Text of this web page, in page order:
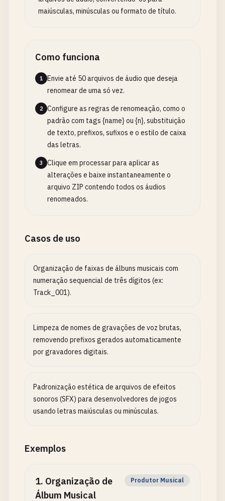
maiúsculas, minúsculas ou formato de título.
Como funciona
1
Envie até 50 arquivos de áudio que deseja
renomear de uma só vez.
2
Configure as regras de renomeação, como o
padrão com tags {name} ou {n}, substituição
de texto, prefixos, sufixos e o estilo de caixa
das letras.
3
Clique em processar para aplicar as
alterações e baixe instantaneamente o
arquivo ZIP contendo todos os áudios
renomeados.
Casos de uso
Organização de faixas de álbuns musicais com
numeração sequencial de três dígitos (ex:
Track_001).
Limpeza de nomes de gravações de voz brutas,
removendo prefixos gerados automaticamente
por gravadores digitais.
Padronização estética de arquivos de efeitos
sonoros (SFX) para desenvolvedores de jogos
usando letras maiúsculas ou minúsculas.
Exemplos
1. Organização de
Álbum Musical
Produtor Musical